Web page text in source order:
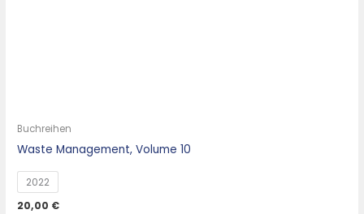
Buchreihen
Waste Management, Volume 10
2022
20,00 €